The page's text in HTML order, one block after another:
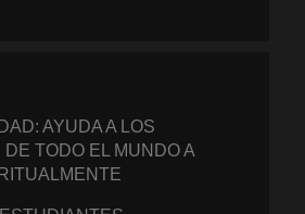
AYUDA A LOS
TODO EL MUNDO A